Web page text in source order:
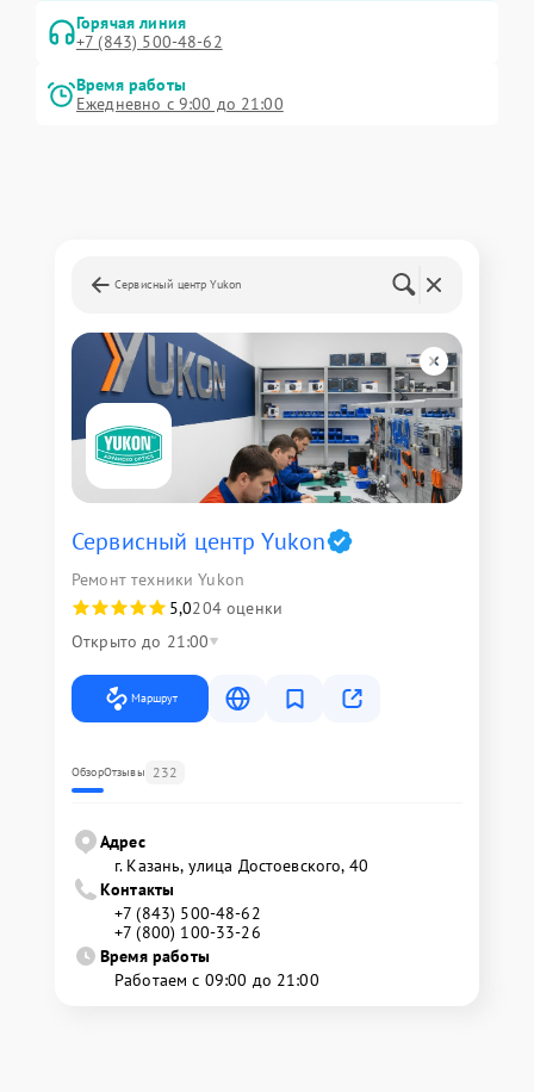
Горячая линия
+7 (843) 500-48-62
Время работы
Ежедневно с 9:00 до 21:00
Сервисный центр Yukon
Сервисный центр Yukon
Ремонт техники Yukon
5,0204 оценки
Открыто до 21:00
Маршрут
ОбзорОтзывы 232
Адрес
г. Казань, улица Достоевского, 40
Контакты
+7 (843) 500-48-62
+7 (800) 100-33-26
Время работы
Работаем с 09:00 до 21:00